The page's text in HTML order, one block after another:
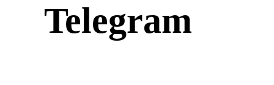
Telegram